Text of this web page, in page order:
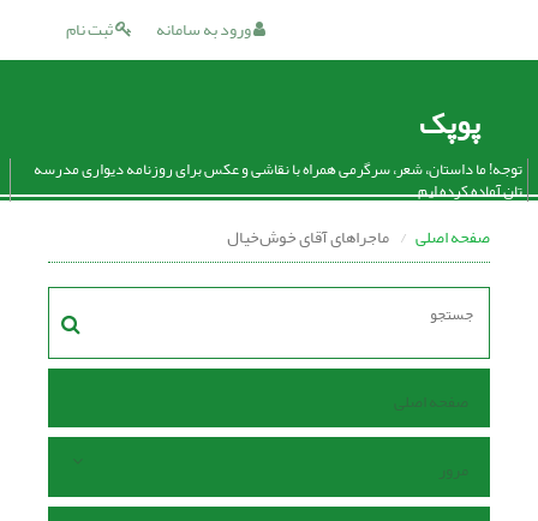
ثبت نام ورود به سامانه
پوپک
توجه! ما داستان، شعر، سرگرمی همراه با نقاشی و عکس برای روزنامه دیواری مدرسه
تان آماده کرده ایم.
صفحه اصلی ماجراهای آقای خوش‌خیال
صفحه اصلی
مرور